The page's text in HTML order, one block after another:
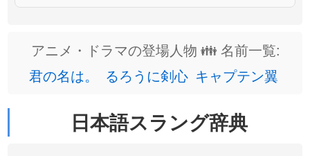
アニメ・ドラマの登場人物 👪 名前一覧:
君の名は。
るろうに剣心 キャプテン翼
日本語スラング辞典